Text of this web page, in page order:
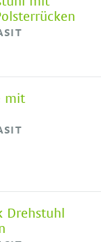
mit
Drehstuhl